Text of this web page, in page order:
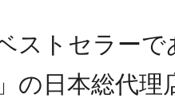
ストセラーで
の日本総代理